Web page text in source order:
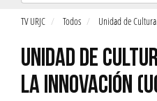
TV URJC Todos Unidad de
UNIDAD DE
LA INNOVACIÓN